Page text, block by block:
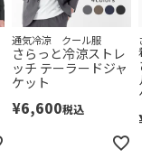
カートに入れる
カートに入れる
カートに入れる
通気冷涼 クール服
さらっと冷涼ストレ
ッチ テーラードジャ
ケット
¥6,600税込
着
¥